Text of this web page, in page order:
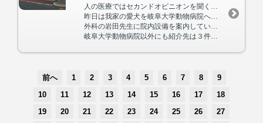
昨日は我家の愛犬を岐阜大学動物病院へ連れて行きました。生後４ヶ月位から原因不明のスキップ歩行を時々します。ＣＴ等で調べてもらいましたが、膝・靭帯・股関節などどこにも異常はありませんでした。専門医の診断を受けて一安心です。
外科の岩田先生に院内設備を案内していただき、当院の紹介した患者さん２件とも遭遇し、同行したスタッフ３人も楽しい１日を経験出来ました。紹介した方は、納得して喜んでおられる方が多いです。
岐阜大学動物病院以外にも紹介先は３件ありますが、紹介しなくてもいいようにレベルアップしたいものです。
前へ 1 2 3 4 5 6 7 8
9
10
11 12 13 14 15 16 17
18
19
20 21 22 23 24 25 26
27